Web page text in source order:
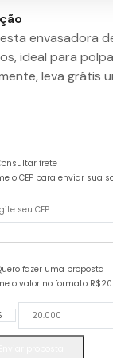
envasadora
ideal para
leva grátis
frete
o CEP para enviar sua
fazer uma proposta
o valor no formato